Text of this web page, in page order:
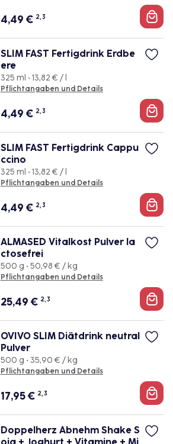
4,49 € 2, 3
SLIM FAST Fertigdrink Erdbe
ere
325 ml • 13,82 € / l
Pflichtangaben und Details
4,49 € 2, 3
SLIM FAST Fertigdrink Cappu
ccino
325 ml • 13,82 € / l
Pflichtangaben und Details
4,49 € 2, 3
ALMASED Vitalkost Pulver la
ctosefrei
500 g • 50,98 € / kg
Pflichtangaben und Details
25,49 € 2, 3
OVIVO SLIM Diätdrink neutral
Pulver
500 g • 35,90 € / kg
Pflichtangaben und Details
17,95€ 2, 3
Doppelherz Abnehm Shake S